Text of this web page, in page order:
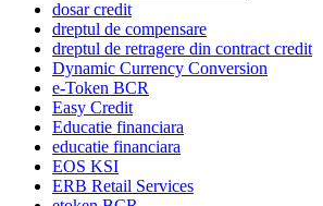
dosar credit
dreptul de compensare
dreptul de retragere din contract credit
Dynamic Currency Conversion
e-Token BCR
Easy Credit
Educatie financiara
educatie financiara
EOS KSI
ERB Retail Services